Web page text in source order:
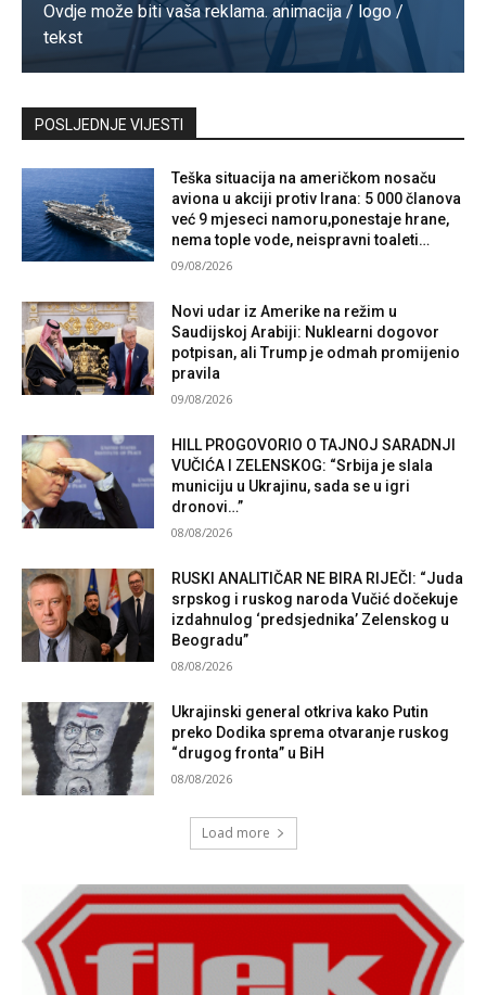
Ovdje može biti vaša reklama. animacija / logo /
tekst
Kontaktirajte nas
POSLJEDNJE VIJESTI
Teška situacija na američkom nosaču
aviona u akciji protiv Irana: 5 000 članova
već 9 mjeseci namoru,ponestaje hrane,
nema tople vode, neispravni toaleti…
09/08/2026
Novi udar iz Amerike na režim u
Saudijskoj Arabiji: Nuklearni dogovor
potpisan, ali Trump je odmah promijenio
pravila
09/08/2026
HILL PROGOVORIO O TAJNOJ SARADNJI
VUČIĆA I ZELENSKOG: “Srbija je slala
municiju u Ukrajinu, sada se u igri
dronovi…”
08/08/2026
RUSKI ANALITIČAR NE BIRA RIJEČI: “Juda
srpskog i ruskog naroda Vučić dočekuje
izdahnulog ‘predsjednika’ Zelenskog u
Beogradu”
08/08/2026
Ukrajinski general otkriva kako Putin
preko Dodika sprema otvaranje ruskog
“drugog fronta” u BiH
08/08/2026
Load more